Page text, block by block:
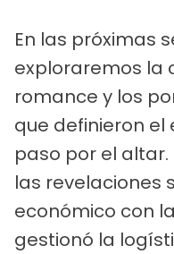
En las próximas
exploraremos la
romance y los
que definieron el
paso por el
las revelaciones
económico con
gestionó la